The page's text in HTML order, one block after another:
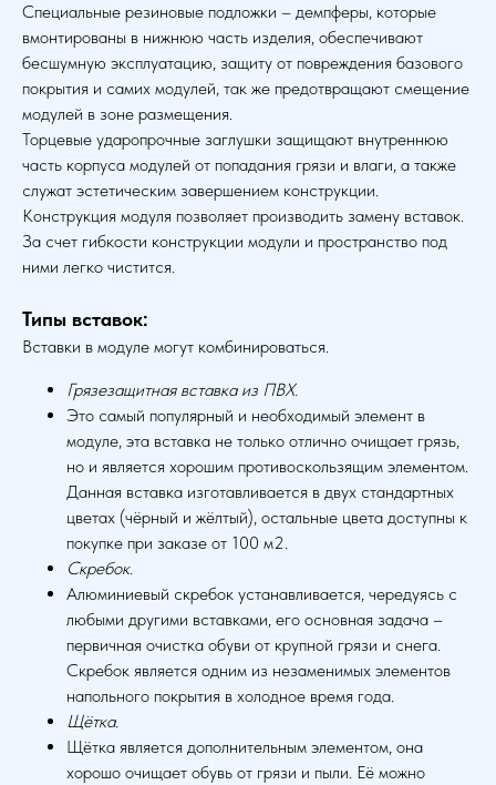
Специальные резиновые подложки – демпферы, которые
вмонтированы в нижнюю часть изделия, обеспечивают
бесшумную эксплуатацию, защиту от повреждения базового
покрытия и самих модулей, так же предотвращают смещение
модулей в зоне размещения.
Торцевые ударопрочные заглушки защищают внутреннюю
часть корпуса модулей от попадания грязи и влаги, а также
служат эстетическим завершением конструкции.
Конструкция модуля позволяет производить замену вставок.
За счет гибкости конструкции модули и пространство под
ними легко чистится.
Типы вставок:
Вставки в модуле могут комбинироваться.
Грязезащитная вставка из ПВХ.
Это самый популярный и необходимый элемент в
модуле, эта вставка не только отлично очищает грязь,
но и является хорошим противоскользящим элементом.
Данная вставка изготавливается в двух стандартных
цветах (чёрный и жёлтый), остальные цвета доступны к
покупке при заказе от 100 м2.
Скребок.
Алюминиевый скребок устанавливается, чередуясь с
любыми другими вставками, его основная задача –
первичная очистка обуви от крупной грязи и снега.
Скребок является одним из незаменимых элементов
напольного покрытия в холодное время года.
Щётка.
Щётка является дополнительным элементом, она
хорошо очищает обувь от грязи и пыли. Её можно